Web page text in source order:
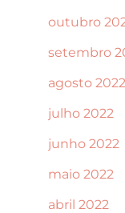
outubro
setembro
agosto 2022
julho 2022
junho 2022
maio 2022
abril 2022